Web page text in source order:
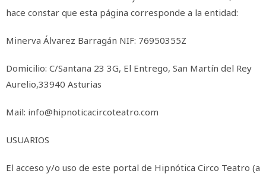
hace constar que esta página corresponde a la entidad:
Minerva Álvarez Barragán NIF: 76950355Z
Domicilio: C/Santana 23 3G, El Entrego, San Martín del Rey
Aurelio,33940 Asturias
Mail: info@hipnoticacircoteatro.com
USUARIOS
El acceso y/o uso de este portal de Hipnótica Circo Teatro (a